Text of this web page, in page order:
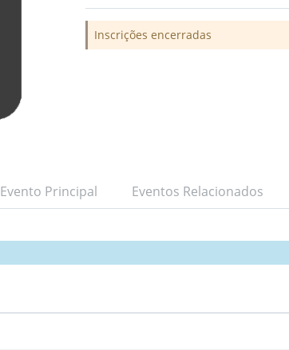
Inscrições encerradas
Evento Principal Eventos Relacionados